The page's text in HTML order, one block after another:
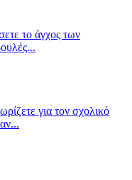
το άγχος των
για τον σχολικό